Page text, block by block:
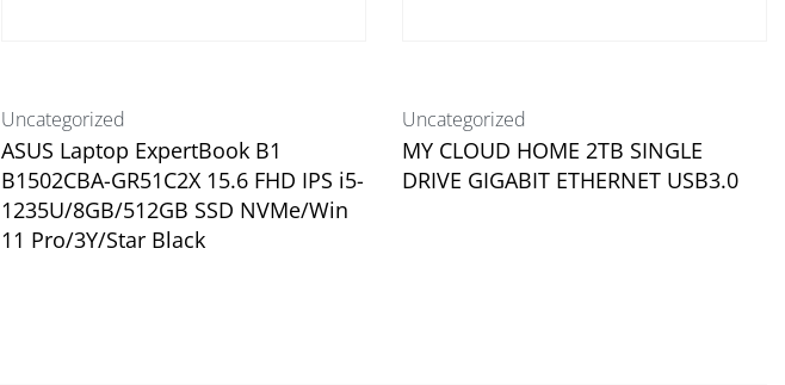
Uncategorized
ASUS Laptop ExpertBook B1
B1502CBA-GR51C2X 15.6 FHD IPS i5-
1235U/8GB/512GB SSD NVMe/Win
11 Pro/3Y/Star Black
Uncategorized
MY CLOUD HOME 2TB SINGLE
DRIVE GIGABIT ETHERNET USB3.0